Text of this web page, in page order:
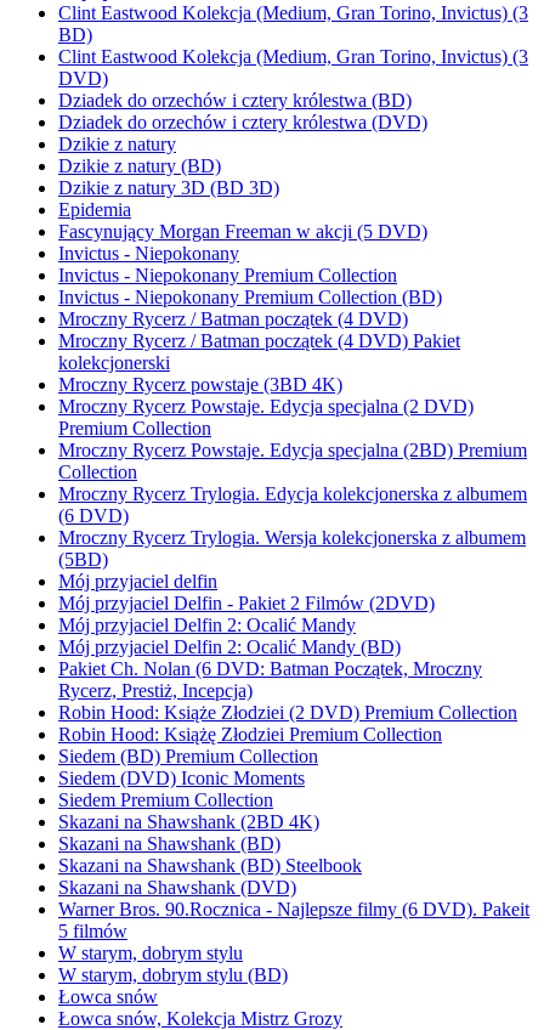
Clint Eastwood Kolekcja (Medium, Gran Torino, Invictus) (3
BD)
Clint Eastwood Kolekcja (Medium, Gran Torino, Invictus) (3
DVD)
Dziadek do orzechów i cztery królestwa (BD)
Dziadek do orzechów i cztery królestwa (DVD)
Dzikie z natury
Dzikie z natury (BD)
Dzikie z natury 3D (BD 3D)
Epidemia
Fascynujący Morgan Freeman w akcji (5 DVD)
Invictus - Niepokonany
Invictus - Niepokonany Premium Collection
Invictus - Niepokonany Premium Collection (BD)
Mroczny Rycerz / Batman początek (4 DVD)
Mroczny Rycerz / Batman początek (4 DVD) Pakiet
kolekcjonerski
Mroczny Rycerz powstaje (3BD 4K)
Mroczny Rycerz Powstaje. Edycja specjalna (2 DVD)
Premium Collection
Mroczny Rycerz Powstaje. Edycja specjalna (2BD) Premium
Collection
Mroczny Rycerz Trylogia. Edycja kolekcjonerska z albumem
(6 DVD)
Mroczny Rycerz Trylogia. Wersja kolekcjonerska z albumem
(5BD)
Mój przyjaciel delfin
Mój przyjaciel Delfin - Pakiet 2 Filmów (2DVD)
Mój przyjaciel Delfin 2: Ocalić Mandy
Mój przyjaciel Delfin 2: Ocalić Mandy (BD)
Pakiet Ch. Nolan (6 DVD: Batman Początek, Mroczny
Rycerz, Prestiż, Incepcja)
Robin Hood: Książe Złodziei (2 DVD) Premium Collection
Robin Hood: Książę Złodziei Premium Collection
Siedem (BD) Premium Collection
Siedem (DVD) Iconic Moments
Siedem Premium Collection
Skazani na Shawshank (2BD 4K)
Skazani na Shawshank (BD)
Skazani na Shawshank (BD) Steelbook
Skazani na Shawshank (DVD)
Warner Bros. 90.Rocznica - Najlepsze filmy (6 DVD). Pakeit
5 filmów
W starym, dobrym stylu
W starym, dobrym stylu (BD)
Łowca snów
Łowca snów, Kolekcja Mistrz Grozy